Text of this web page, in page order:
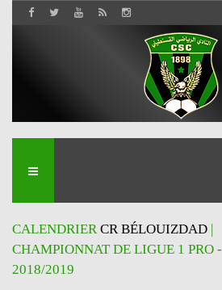
CALENDRIERCR BÉLOUIZDAD |
CHAMPIONNAT DE LIGUE 1 PRO -
2018/2019